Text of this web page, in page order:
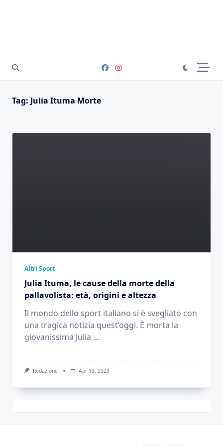
Tag: Julia Ituma Morte
Altri Sport
Julia Ituma, le cause della morte della
pallavolista: età, origini e altezza
Il mondo dello sport italiano si è svegliato con
una tragica notizia quest’oggi. È morta la
giovanissima Julia ...
Redazione Apr 13, 2023